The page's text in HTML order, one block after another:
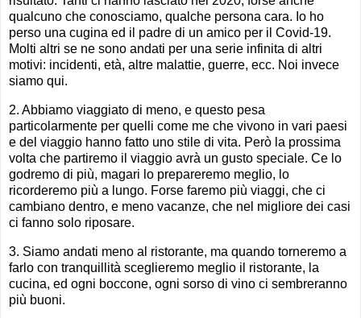
qualcuno che conosciamo, qualche persona cara. Io ho
perso una cugina ed il padre di un amico per il Covid-19.
Molti altri se ne sono andati per una serie infinita di altri
motivi: incidenti, età, altre malattie, guerre, ecc. Noi invece
siamo qui.
2. Abbiamo viaggiato di meno, e questo pesa
particolarmente per quelli come me che vivono in vari paesi
e del viaggio hanno fatto uno stile di vita. Però la prossima
volta che partiremo il viaggio avrà un gusto speciale. Ce lo
godremo di più, magari lo prepareremo meglio, lo
ricorderemo più a lungo. Forse faremo più viaggi, che ci
cambiano dentro, e meno vacanze, che nel migliore dei casi
ci fanno solo riposare.
3. Siamo andati meno al ristorante, ma quando torneremo a
farlo con tranquillità sceglieremo meglio il ristorante, la
cucina, ed ogni boccone, ogni sorso di vino ci sembreranno
più buoni.